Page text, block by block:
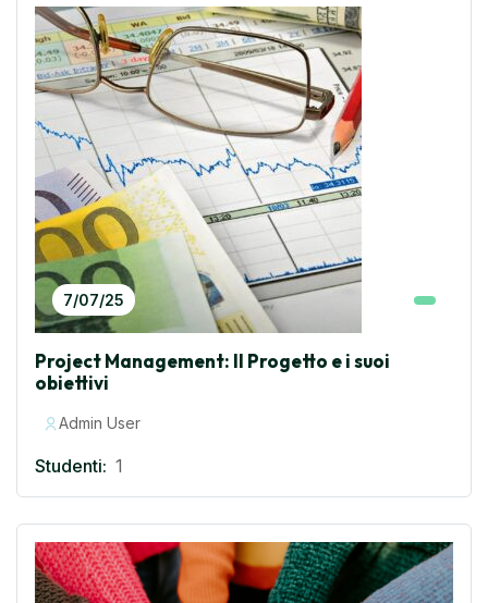
7/07/25
Project Management: Il Progetto e i suoi
obiettivi
Admin User
Studenti: 1